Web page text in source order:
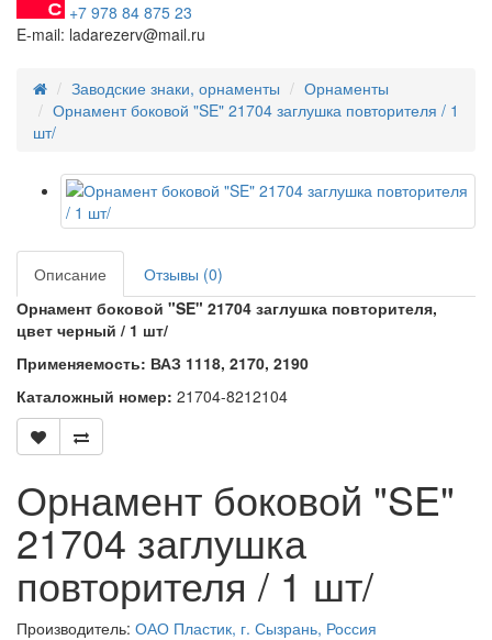
+7 978 84 875 23
E-mail: ladarezerv@mail.ru
Заводские знаки, орнаменты
Орнаменты
Орнамент боковой "SE" 21704 заглушка повторителя / 1
шт/
Описание
Отзывы (0)
Орнамент боковой "SE" 21704 заглушка повторителя,
цвет черный / 1 шт/
Применяемость: ВАЗ 1118, 2170, 2190
Каталожный номер: 21704-8212104
Орнамент боковой "SE"
21704 заглушка
повторителя / 1 шт/
Производитель: ОАО Пластик, г. Сызрань, Россия